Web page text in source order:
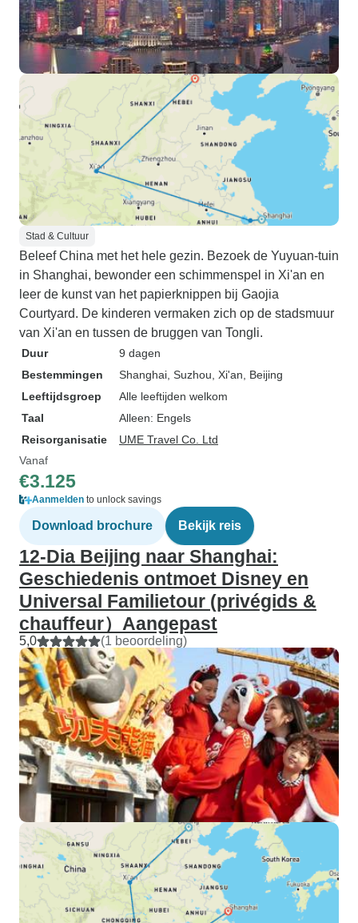
Stad & Cultuur
Beleef China met het hele gezin. Bezoek de Yuyuan-tuin
in Shanghai, bewonder een schimmenspel in Xi'an en
leer de kunst van het papierknippen bij Gaojia
Courtyard. De kinderen vermaken zich op de stadsmuur
van Xi'an en tussen de bruggen van Tongli.
Duur
9 dagen
Bestemmingen
Shanghai , Suzhou , Xi'an , Beijing
Leeftijdsgroep
Alle leeftijden welkom
Taal
Alleen: Engels
Reisorganisatie
UME Travel Co. Ltd
Vanaf
€3.125
Aanmelden to unlock savings
Download brochure Bekijk reis
12-Dia Beijing naar Shanghai:
Geschiedenis ontmoet Disney en
Universal Familietour (privégids &
chauffeur）Aangepast
5,0 (1 beoordeling)